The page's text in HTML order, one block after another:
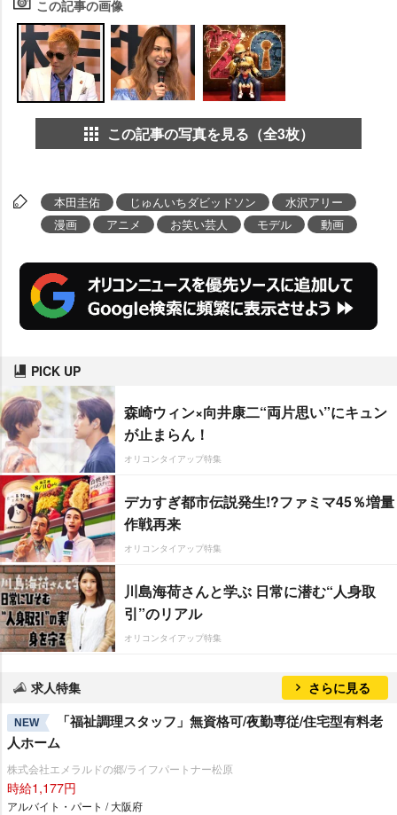
この記事の画像
この記事の写真を見る（全3枚）
本田圭佑 じゅんいちダビッドソン
水沢アリー
漫画
アニメ お笑い芸人 モデル 動画
PICK UP
森崎ウィン×向井康二“両片思い”にキュン
が止まらん！
オリコンタイアップ特集
デカすぎ都市伝説発生!?ファミマ45％増量
作戦再来
オリコンタイアップ特集
川島海荷さんと学ぶ 日常に潜む“人身取
引”のリアル
オリコンタイアップ特集
求人特集 さらに見る
NEW
「福祉調理スタッフ」無資格可/夜勤専従/住宅型有料老
人ホーム
株式会社エメラルドの郷/ライフパートナー松原
時給1,177円
アルバイト・パート / 大阪府